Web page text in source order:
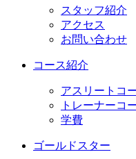
スタッフ紹介
アクセス
お問い合わせ
コース紹介
アスリートコ
トレーナーコ
学費
ゴールドスター